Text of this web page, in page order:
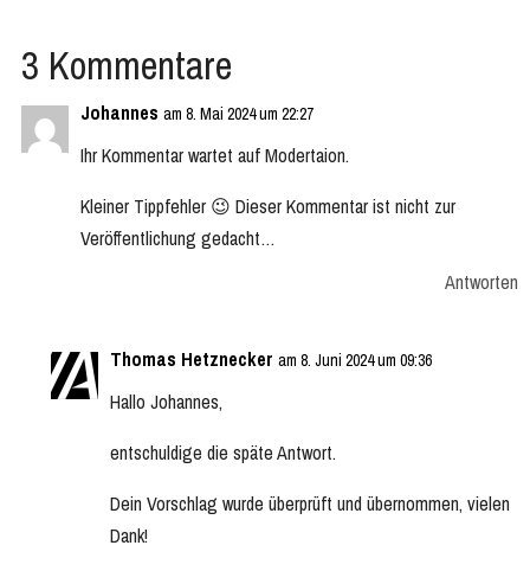
3 Kommentare
Johannes am 8. Mai 2024 um 22:27
Ihr Kommentar wartet auf Modertaion.
Kleiner Tippfehler 😉 Dieser Kommentar ist nicht zur
Veröffentlichung gedacht…
Antworten
Thomas Hetznecker am 8. Juni 2024 um 09:36
Hallo Johannes,
entschuldige die späte Antwort.
Dein Vorschlag wurde überprüft und übernommen, vielen
Dank!